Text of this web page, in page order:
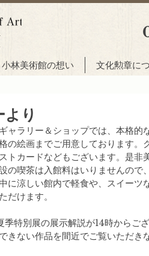
小林美術館の想い 文化勲章に
り
ャラリー＆ショップでは、本格的
の絵画までご用意しております。
トカードなどもございます。是非
の喫茶は入館料はいりませんので
に涼しい館内で軽食や、スイーツ
だけます。
特別展の展示解説が14時からご
きない作品を間近でご覧いただき